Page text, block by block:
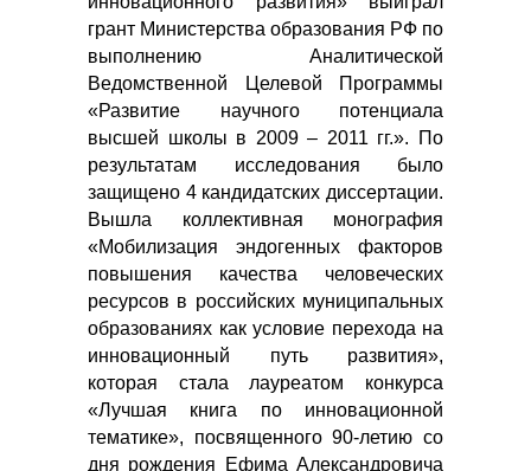
грант Министерства образования РФ по
выполнению Аналитической
Ведомственной Целевой Программы
«Развитие научного потенциала
высшей школы в 2009 – 2011 гг.». По
результатам исследования было
защищено 4 кандидатских диссертации.
Вышла коллективная монография
«Мобилизация эндогенных факторов
повышения качества человеческих
ресурсов в российских муниципальных
образованиях как условие перехода на
инновационный путь развития»,
которая стала лауреатом конкурса
«Лучшая книга по инновационной
тематике», посвященного 90-летию со
дня рождения Ефима Александровича